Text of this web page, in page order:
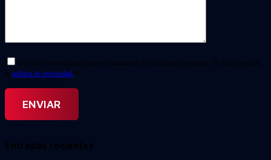
Doy mi consentimiento para el tratamiento de mis datos personales. He leído y acepto
la política de privacidad. *
Entradas recientes